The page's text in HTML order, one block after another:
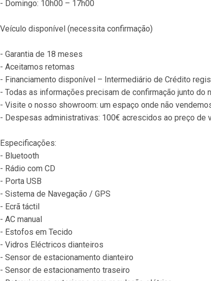
- Domingo: 10h00 – 17h00
Veículo disponível (necessita confirmação)
- Garantia de 18 meses
- Aceitamos retomas
- Financiamento disponível – Intermediário de Crédito
- Todas as informações precisam de confirmação junto do
- Visite o nosso showroom: um espaço onde não
- Despesas administrativas: 100€ acrescidos ao preço de
Especificações:
- Bluetooth
- Rádio com CD
- Porta USB
- Sistema de Navegação / GPS
- Ecrã táctil
- AC manual
- Estofos em Tecido
- Vidros Eléctricos dianteiros
- Sensor de estacionamento dianteiro
- Sensor de estacionamento traseiro